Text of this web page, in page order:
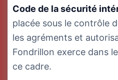
Code de la sécurité
placée sous le contrôle
les agréments et
Fondrillon exerce dans
ce cadre.